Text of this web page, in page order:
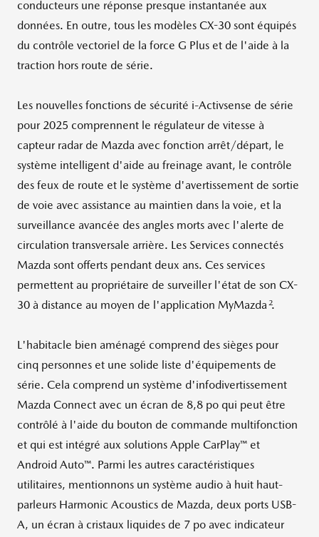
conducteurs une réponse presque instantanée aux
données. En outre, tous les modèles CX-30 sont équipés
du contrôle vectoriel de la force G Plus et de l'aide à la
traction hors route de série.
Les nouvelles fonctions de sécurité i-Activsense de série
pour 2025 comprennent le régulateur de vitesse à
capteur radar de Mazda avec fonction arrêt/départ, le
système intelligent d'aide au freinage avant, le contrôle
des feux de route et le système d'avertissement de sortie
de voie avec assistance au maintien dans la voie, et la
surveillance avancée des angles morts avec l'alerte de
circulation transversale arrière. Les Services connectés
Mazda sont offerts pendant deux ans. Ces services
permettent au propriétaire de surveiller l'état de son CX-
30 à distance au moyen de l'application MyMazda 2.
L'habitacle bien aménagé comprend des sièges pour
cinq personnes et une solide liste d'équipements de
série. Cela comprend un système d'infodivertissement
Mazda Connect avec un écran de 8,8 po qui peut être
contrôlé à l'aide du bouton de commande multifonction
et qui est intégré aux solutions Apple CarPlay™ et
Android Auto™. Parmi les autres caractéristiques
utilitaires, mentionnons un système audio à huit haut-
parleurs Harmonic Acoustics de Mazda, deux ports USB-
A, un écran à cristaux liquides de 7 po avec indicateur